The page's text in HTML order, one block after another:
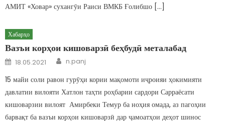
АМИТ «Ховар» сухангӯи Раиси ВМКБ Ғолибшо […]
Хабарҳо
Вазъи корҳои кишоварзӣ беҳбудӣ металабад
Posted on
18.05.2021 Author
n.panj
15 майи соли равон гурӯҳи кории мақомоти иҷроияи ҳокимияти
давлатии вилояти Хатлон таҳти роҳбарии сардори Сарраёсати
кишоварзии вилоят Амирбеки Темур ба ноҳия омада, аз пагоҳии
барвақт ба вазъи корҳои кишоварзӣ дар ҷамоатҳои деҳот шинос